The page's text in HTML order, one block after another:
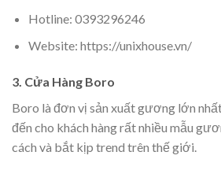
Hotline: 0393296246
Website: https://unixhouse.vn/
3. Cửa Hàng Boro
Boro là đơn vị sản xuất gương lớn
đến cho khách hàng rất nhiều mẫu
cách và bắt kịp trend trên thế giới.